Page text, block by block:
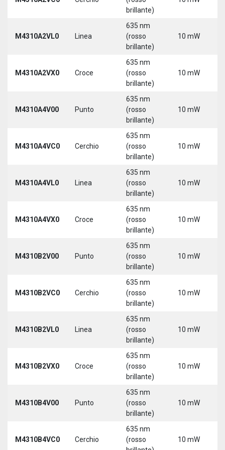
brillante)
M4310A2VL0 Linea
635 nm
(rosso
brillante)
10 mW
M4310A2VX0 Croce
635 nm
(rosso
brillante)
10 mW
M4310A4V00 Punto
635 nm
(rosso
brillante)
10 mW
M4310A4VC0 Cerchio
635 nm
(rosso
brillante)
10 mW
M4310A4VL0 Linea
635 nm
(rosso
brillante)
10 mW
M4310A4VX0 Croce
635 nm
(rosso
brillante)
10 mW
M4310B2V00 Punto
635 nm
(rosso
brillante)
10 mW
M4310B2VC0 Cerchio
635 nm
(rosso
brillante)
10 mW
M4310B2VL0 Linea
635 nm
(rosso
brillante)
10 mW
M4310B2VX0 Croce
635 nm
(rosso
brillante)
10 mW
M4310B4V00 Punto
635 nm
(rosso
brillante)
10 mW
M4310B4VC0 Cerchio
635 nm
(rosso
10 mW